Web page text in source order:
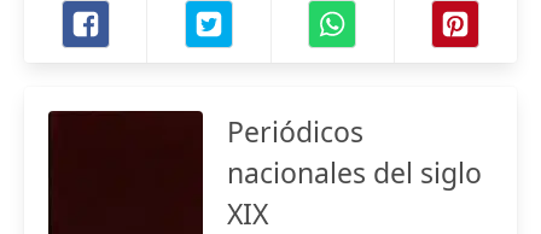
Periódicos
nacionales del siglo
XIX